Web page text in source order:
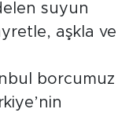
suyun
aşkla ve
borcumuz